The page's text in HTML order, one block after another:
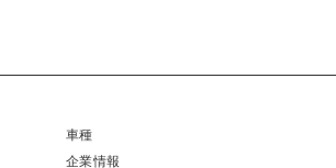
車種
企業情報